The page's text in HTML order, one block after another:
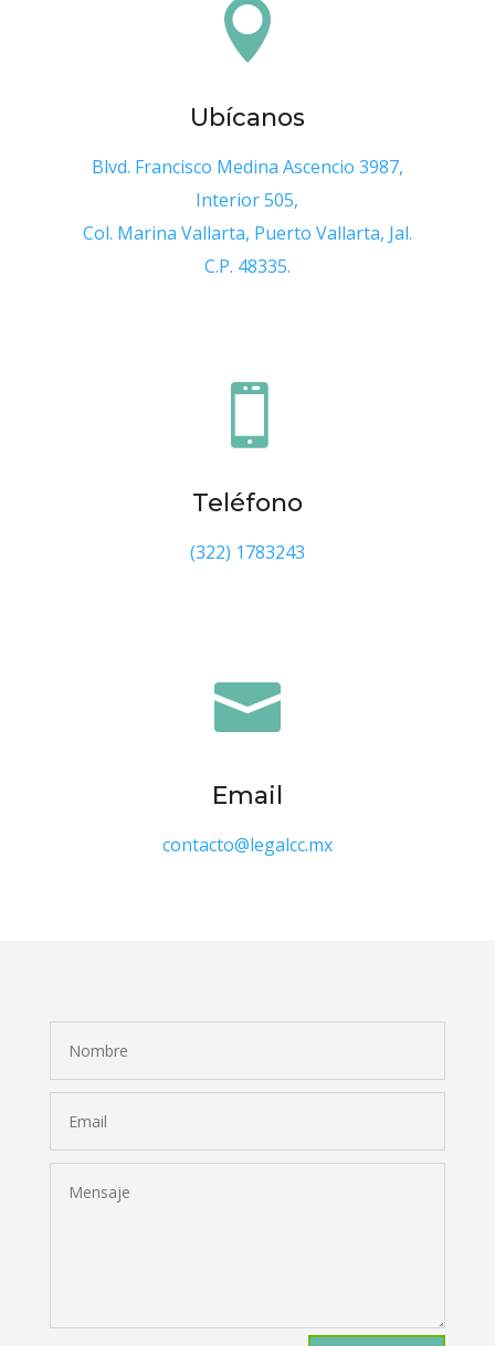

Ubícanos
Blvd. Francisco Medina Ascencio 3987,
Interior 505,
Col. Marina Vallarta, Puerto Vallarta, Jal.
C.P. 48335.

Teléfono
(322) 1783243

Email
contacto@legalcc.mx